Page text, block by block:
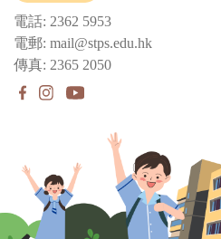
電話: 2362 5953
電郵: mail@stps.edu.hk
傳真: 2365 2050